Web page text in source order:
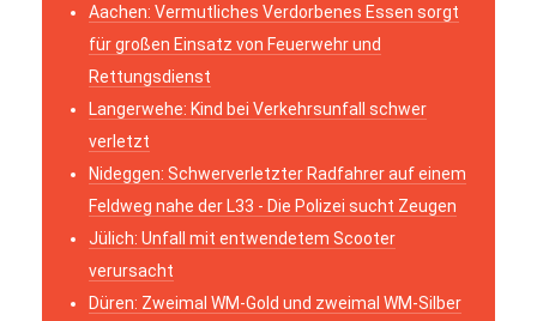
Aachen: Vermutliches Verdorbenes Essen sorgt
für großen Einsatz von Feuerwehr und
Rettungsdienst
Langerwehe: Kind bei Verkehrsunfall schwer
verletzt
Nideggen: Schwerverletzter Radfahrer auf einem
Feldweg nahe der L33 - Die Polizei sucht Zeugen
Jülich: Unfall mit entwendetem Scooter
verursacht
Düren: Zweimal WM-Gold und zweimal WM-Silber